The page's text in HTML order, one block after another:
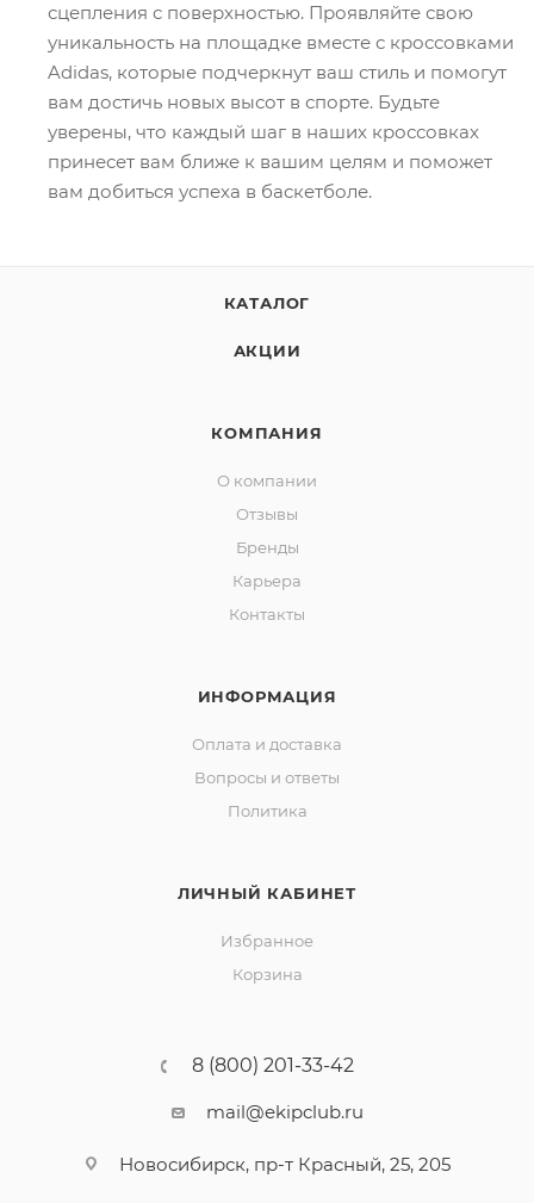
сцепления с поверхностью. Проявляйте свою
уникальность на площадке вместе с кроссовками
Adidas, которые подчеркнут ваш стиль и помогут
вам достичь новых высот в спорте. Будьте
уверены, что каждый шаг в наших кроссовках
принесет вам ближе к вашим целям и поможет
вам добиться успеха в баскетболе.
КАТАЛОГ
АКЦИИ
КОМПАНИЯ
О компании
Отзывы
Бренды
Карьера
Контакты
ИНФОРМАЦИЯ
Оплата и доставка
Вопросы и ответы
Политика
ЛИЧНЫЙ КАБИНЕТ
Избранное
Корзина
8 (800) 201-33-42
mail@ekipclub.ru
Новосибирск, пр-т Красный, 25, 205